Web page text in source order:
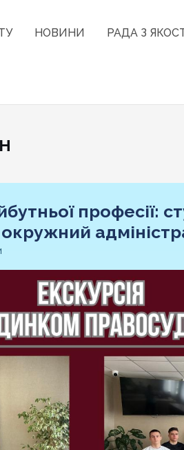
НОВИНИ РАДА З
професії: